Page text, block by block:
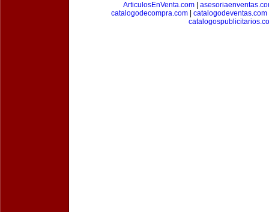
ArticulosEnVenta.com|
catalogodecompra.com| catalogodeventas.com